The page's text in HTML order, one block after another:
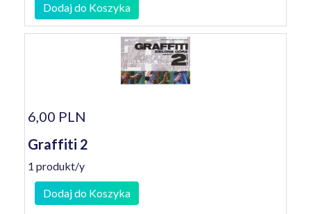
Dodaj do Koszyka
6,00 PLN
Graffiti 2
1 produkt/y
Dodaj do Koszyka